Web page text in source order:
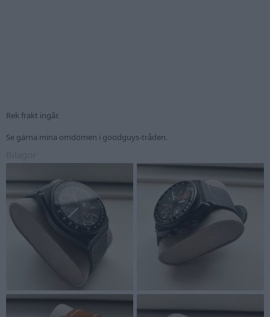
Rek frakt ingår.
Se gärna mina omdömen i goodguys-tråden.